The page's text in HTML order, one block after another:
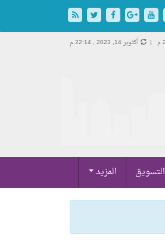
أكتوبر 14, 2023 , 22:14 م
التسويق المزيد